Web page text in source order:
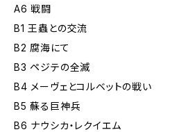
A6 戦闘
B1 王蟲との交流
B2 腐海にて
B3 ペジテの全滅
B4 メーヴェとコルベットの戦い
B5 蘇る巨神兵
B6 ナウシカ・レクイエム